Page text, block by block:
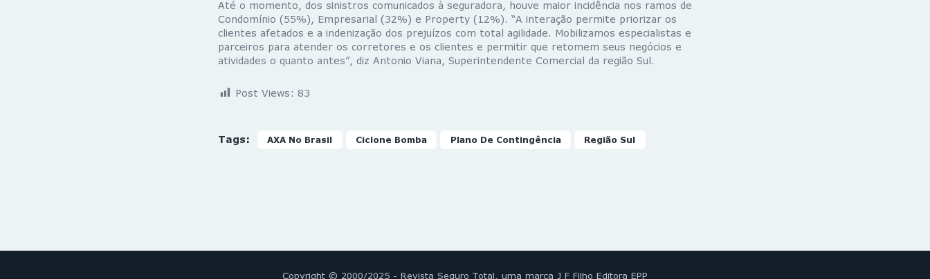
Até o momento, dos sinistros comunicados à seguradora, houve maior incidência nos ramos de
Condomínio (55%), Empresarial (32%) e Property (12%). “A interação permite priorizar os
clientes afetados e a indenização dos prejuízos com total agilidade. Mobilizamos especialistas e
parceiros para atender os corretores e os clientes e permitir que retomem seus negócios e
atividades o quanto antes”, diz Antonio Viana, Superintendente Comercial da região Sul.
Post Views: 83
Tags: AXA No Brasil Ciclone Bomba Plano De Contingência Região Sul
Copyright © 2000/2025 - Revista Seguro Total, uma marca J F Filho Editora EPP